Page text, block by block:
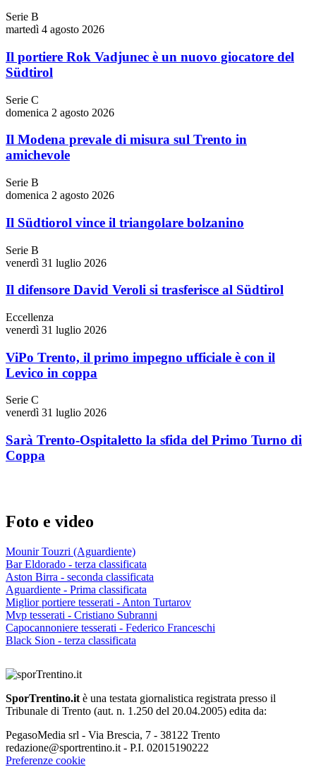
Serie B
martedì 4 agosto 2026
Il portiere Rok Vadjunec è un nuovo giocatore del
Südtirol
Serie C
domenica 2 agosto 2026
Il Modena prevale di misura sul Trento in
amichevole
Serie B
domenica 2 agosto 2026
Il Südtiorol vince il triangolare bolzanino
Serie B
venerdì 31 luglio 2026
Il difensore David Veroli si trasferisce al Südtirol
Eccellenza
venerdì 31 luglio 2026
ViPo Trento, il primo impegno ufficiale è con il
Levico in coppa
Serie C
venerdì 31 luglio 2026
Sarà Trento-Ospitaletto la sfida del Primo Turno di
Coppa
Foto e video
Mounir Touzri (Aguardiente)
Bar Eldorado - terza classificata
Aston Birra - seconda classificata
Aguardiente - Prima classificata
Miglior portiere tesserati - Anton Turtarov
Mvp tesserati - Cristiano Subranni
Capocannoniere tesserati - Federico Franceschi
Black Sion - terza classificata
SporTrentino.it è una testata giornalistica registrata presso il
Tribunale di Trento (aut. n. 1.250 del 20.04.2005) edita da:
PegasoMedia srl - Via Brescia, 7 - 38122 Trento
redazione@sportrentino.it - P.I. 02015190222
Preferenze cookie